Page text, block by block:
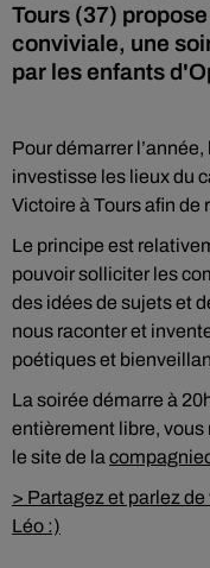
Tours (37)
conviviale, une
par les enfants
Pour démarrer
investisse les lieux du
Victoire à Tours afin de
Le principe est
pouvoir solliciter les
des idées de sujets et
nous raconter et
poétiques et
La soirée démarre à
entièrement libre, vous
le site de la
> Partagez et parlez
Léo :)